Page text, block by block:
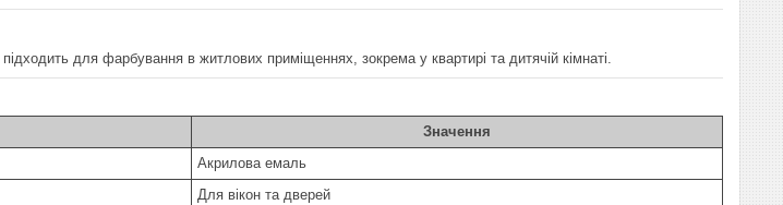
підходить для фарбування в житлових приміщеннях, зокрема у квартирі та дитячій кімнаті.
Значення
Акрилова емаль
Для вікон та дверей